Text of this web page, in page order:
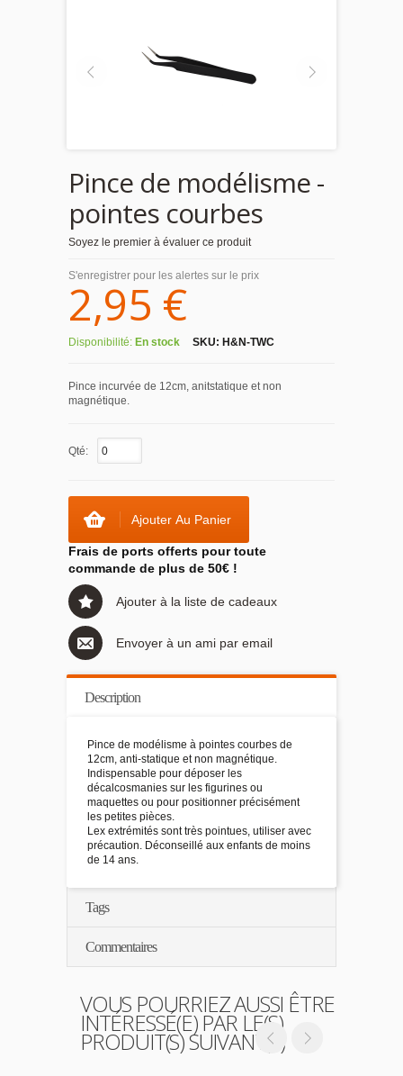
Pince de modélisme -
pointes courbes
Soyez le premier à évaluer ce produit
S'enregistrer pour les alertes sur le prix
2,95 €
Disponibilité: En stock SKU: H&N-TWC
Pince incurvée de 12cm, anitstatique et non
magnétique.
Qté:
Ajouter Au Panier
Frais de ports offerts pour toute
commande de plus de 50€ !
Ajouter à la liste de cadeaux
Envoyer à un ami par email
Description
Pince de modélisme à pointes courbes de
12cm, anti-statique et non magnétique.
Indispensable pour déposer les
décalcosmanies sur les figurines ou
maquettes ou pour positionner précisément
les petites pièces.
Lex extrémités sont très pointues, utiliser avec
précaution. Déconseillé aux enfants de moins
de 14 ans.
Tags
Commentaires
VOUS POURRIEZ AUSSI ÊTRE
INTÉRESSÉ(E) PAR LE(S)
PRODUIT(S) SUIVANT(S)